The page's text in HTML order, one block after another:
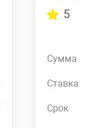
5
Сумма
Ставка
Срок